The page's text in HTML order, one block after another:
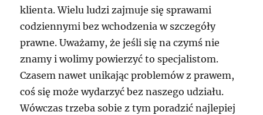
klienta. Wielu ludzi zajmuje się sprawami
codziennymi bez wchodzenia w szczegóły
prawne. Uważamy, że jeśli się na czymś nie
znamy i wolimy powierzyć to specjalistom.
Czasem nawet unikając problemów z prawem,
coś się może wydarzyć bez naszego udziału.
Wówczas trzeba sobie z tym poradzić najlepiej